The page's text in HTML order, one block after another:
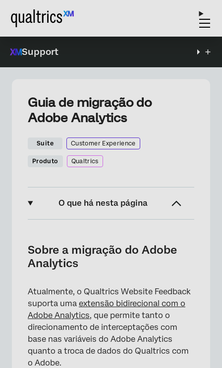
Support
Guia de migração do
Adobe Analytics
Suite Customer Experience
Produto Qualtrics
O que há nesta página
Fluxos de trabalho criados automaticamente
Ativação da nova integração do Adobe
Remoção de antigos conectores de dados da
Adobe
Segredos de autenticação da Adobe
Sobre a migração do Adobe
Analytics
Atualmente, o Qualtrics Website Feedback
suporta uma extensão bidirecional com o
Adobe Analytics, que permite tanto o
direcionamento de interceptações com
base nas variáveis do Adobe Analytics
quanto a troca de dados do Qualtrics com
o Adobe.